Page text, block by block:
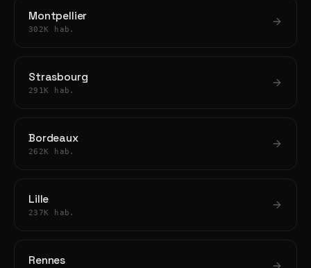
Montpellier
302K hab.
Strasbourg
291K hab.
Bordeaux
262K hab.
Lille
237K hab.
Rennes